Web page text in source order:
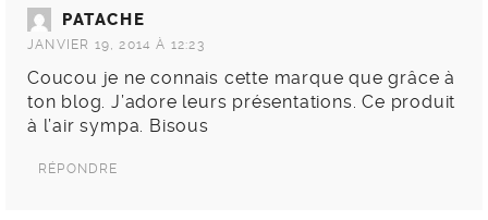
PATACHE
JANVIER 19, 2014 À 12:23
Coucou je ne connais cette marque que grâce à
ton blog. J’adore leurs présentations. Ce produit
à l’air sympa. Bisous
RÉPONDRE